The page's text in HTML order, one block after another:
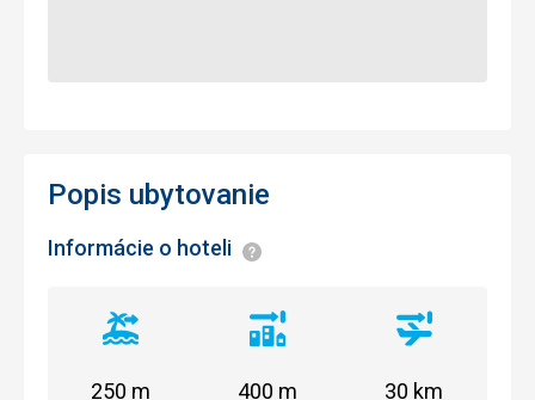
Popis ubytovanie
Informácie o hoteli Informácie
Vzdialenosť
pláže
250 m
Vzdialenosť
centra
400 m
Vzdialenosť
letiska
30 km